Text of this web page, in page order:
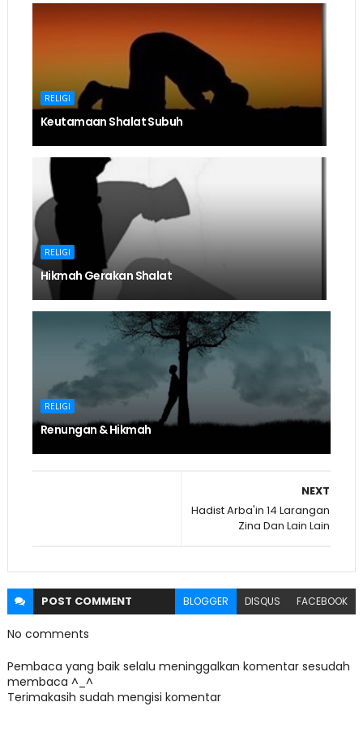
RELIGI
Keutamaan Shalat Subuh
RELIGI
Hikmah Gerakan Shalat
RELIGI
Renungan & Hikmah
NEXT
Hadist Arba'in 14 Larangan
Zina Dan Lain Lain
POST COMMENT BLOGGER DISQUS FACEBOOK
No comments
Pembaca yang baik selalu meninggalkan komentar sesudah
membaca ^_^
Terimakasih sudah mengisi komentar